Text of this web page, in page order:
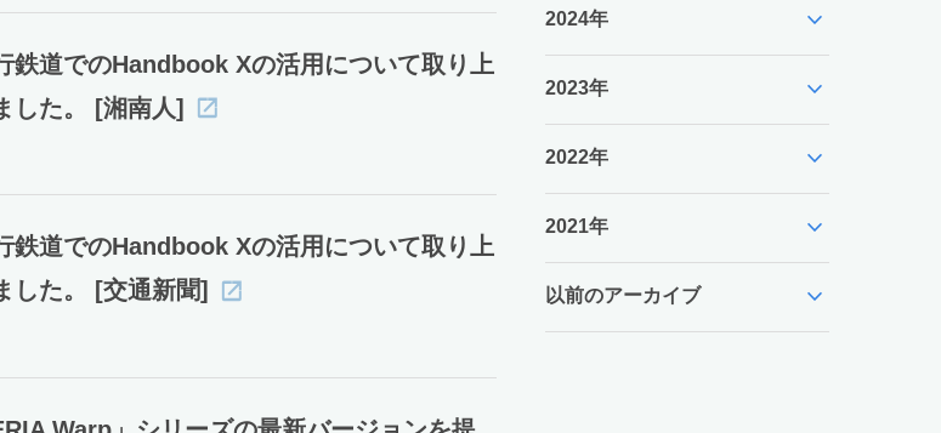
鉄道でのHandbook Xの活用について取り上
した。 [湘南人]
鉄道でのHandbook Xの活用について取り上
した。 [交通新聞]
2024年 expand_more
2023年 expand_more
2022年 expand_more
2021年 expand_more
以前のアーカイブ expand_more